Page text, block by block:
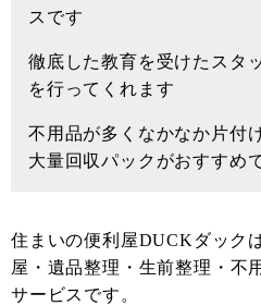
スです
徹底した教育を受けたスタ
を行ってくれます
不用品が多くなかなか片付
大量回収パックがおすすめ
住まいの便利屋DUCKダック
屋・遺品整理・生前整理・不
サービスです。